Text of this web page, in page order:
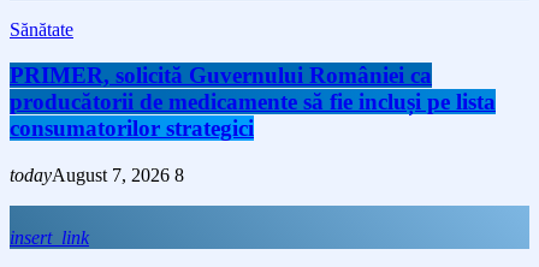
Sănătate
PRIMER, solicită Guvernului României ca
producătorii de medicamente să fie incluși pe lista
consumatorilor strategici
todayAugust 7, 2026 8
insert_link